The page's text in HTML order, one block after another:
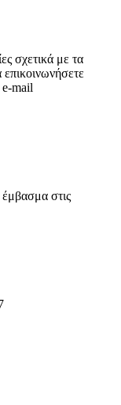
σχετικά με τα
επικοινωνήσετε
mail
στις